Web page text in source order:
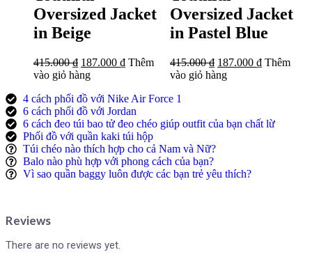
Oversized Jacket
in Beige
415.000₫ 187.000 ₫ Thêm
vào giỏ hàng
Oversized Jacket
in Pastel Blue
415.000₫ 187.000 ₫ Thêm
vào giỏ hàng
4 cách phối đồ với Nike Air Force 1
6 cách phối đồ với Jordan
6 cách đeo túi bao tử đeo chéo giúp outfit của bạn chất lừ
Phối đồ với quần kaki túi hộp
Túi chéo nào thích hợp cho cả Nam và Nữ?
Balo nào phù hợp với phong cách của bạn?
Vì sao quần baggy luôn được các bạn trẻ yêu thích?
Reviews
There are no reviews yet.